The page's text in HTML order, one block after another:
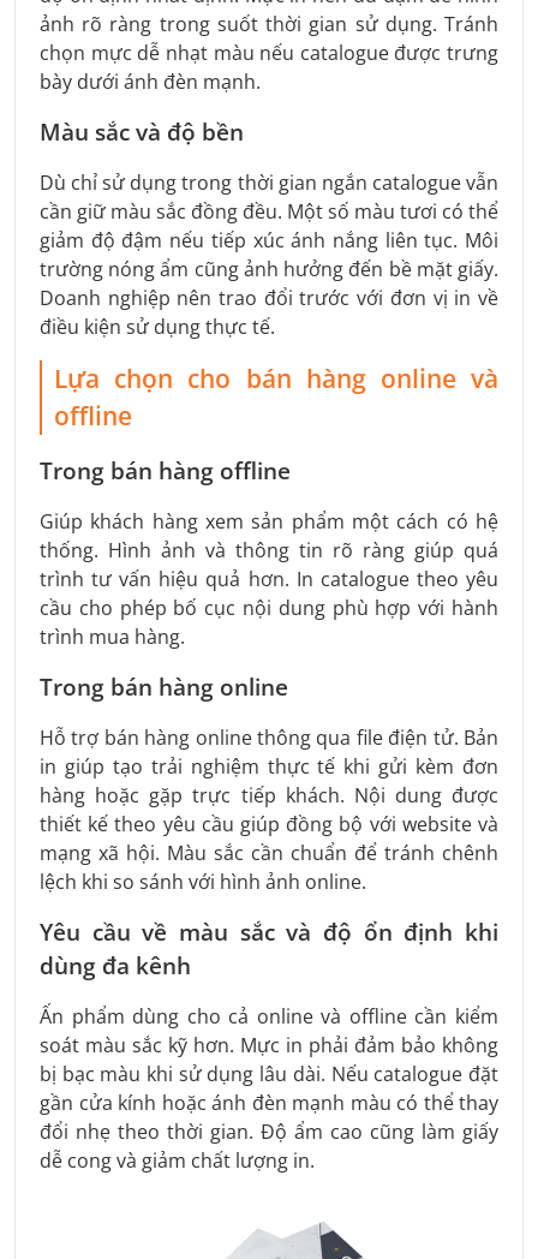
ảnh rõ ràng trong suốt thời gian sử dụng. Tránh
chọn mực dễ nhạt màu nếu catalogue được trưng
bày dưới ánh đèn mạnh.
Màu sắc và độ bền
Dù chỉ sử dụng trong thời gian ngắn catalogue vẫn
cần giữ màu sắc đồng đều. Một số màu tươi có thể
giảm độ đậm nếu tiếp xúc ánh nắng liên tục. Môi
trường nóng ẩm cũng ảnh hưởng đến bề mặt giấy.
Doanh nghiệp nên trao đổi trước với đơn vị in về
điều kiện sử dụng thực tế.
Lựa chọn cho bán hàng online và
offline
Trong bán hàng offline
Giúp khách hàng xem sản phẩm một cách có hệ
thống. Hình ảnh và thông tin rõ ràng giúp quá
trình tư vấn hiệu quả hơn. In catalogue theo yêu
cầu cho phép bố cục nội dung phù hợp với hành
trình mua hàng.
Trong bán hàng online
Hỗ trợ bán hàng online thông qua file điện tử. Bản
in giúp tạo trải nghiệm thực tế khi gửi kèm đơn
hàng hoặc gặp trực tiếp khách. Nội dung được
thiết kế theo yêu cầu giúp đồng bộ với website và
mạng xã hội. Màu sắc cần chuẩn để tránh chênh
lệch khi so sánh với hình ảnh online.
Yêu cầu về màu sắc và độ ổn định khi
dùng đa kênh
Ấn phẩm dùng cho cả online và offline cần kiểm
soát màu sắc kỹ hơn. Mực in phải đảm bảo không
bị bạc màu khi sử dụng lâu dài. Nếu catalogue đặt
gần cửa kính hoặc ánh đèn mạnh màu có thể thay
đổi nhẹ theo thời gian. Độ ẩm cao cũng làm giấy
dễ cong và giảm chất lượng in.